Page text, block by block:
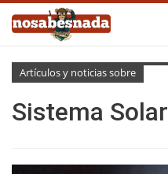
Artículos y noticias sobre
Sistema Solar